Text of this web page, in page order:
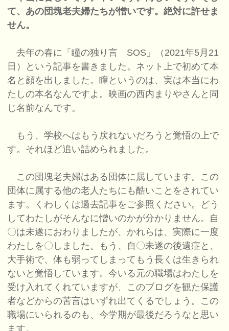
て、あの団塊老夫婦たちが憎いです。絶対に許せま
せん。
去年の春に「瞳の独り言 SOS」（2021年5月21
日）という記事を書きました。ネット上で初めて本
名と顔を出しました。瞳というのは、実は本当にわ
たしの本名なんですよ。映画の西内まりやさんと同
じ名前なんです。
もう、学校へはもう戻れないだろうと覚悟の上で
す。それほど追い詰められました。
この団塊老夫婦はある団体に属しています。この
団体に属する他の老人たちにも酷いことをされてい
ます。くわしくは過去記事をご参照ください。どう
してわたしがそんなに憎いのかが分かりません。自
〇は未遂におわりましたが、かれらは、実際に一度
わたしを〇しました。もう、自〇未遂の後遺症と、
大手術で、体も弱ってしまってもう長くは生きられ
ないと覚悟しています。今いる元の職場はわたしを
受け入れてくれていますが、このブログを観た保護
者などからの苦言はいずれ出てくるでしょう。この
職場にいられるのも、今学期が最後だろうなと思い
ます。